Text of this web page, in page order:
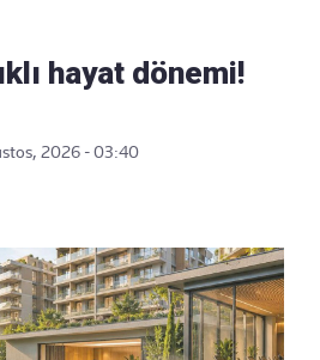
hayat dönemi!
2026 - 03:40